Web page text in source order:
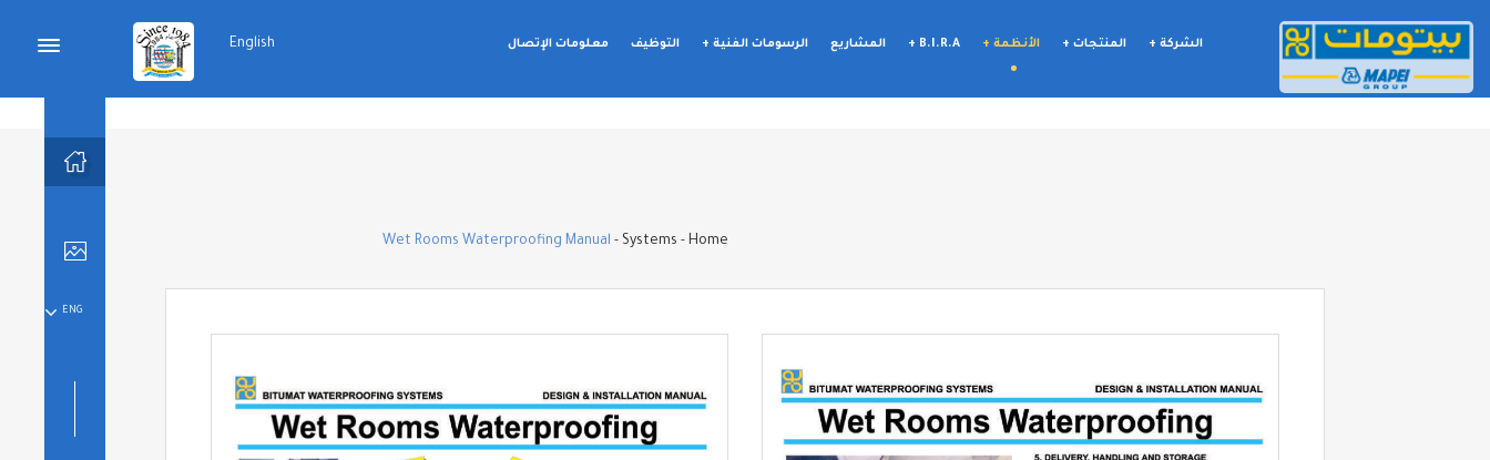
English الشركة + المنتجات + الأنظمة + B.I.R.A + المشاريع الرسومات الفنية + التوظيف معلومات الإتصال


ENG

Home
-
Systems
-
Wet Rooms Waterproofing Manual